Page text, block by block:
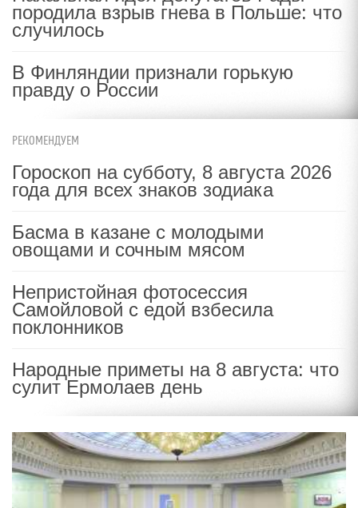
породила взрыв гнева в Польше: что
случилось
В Финляндии признали горькую
правду о России
РЕКОМЕНДУЕМ
Гороскоп на субботу, 8 августа 2026
года для всех знаков зодиака
Басма в казане с молодыми
овощами и сочным мясом
Непристойная фотосессия
Самойловой с едой взбесила
поклонников
Народные приметы на 8 августа: что
сулит Ермолаев день